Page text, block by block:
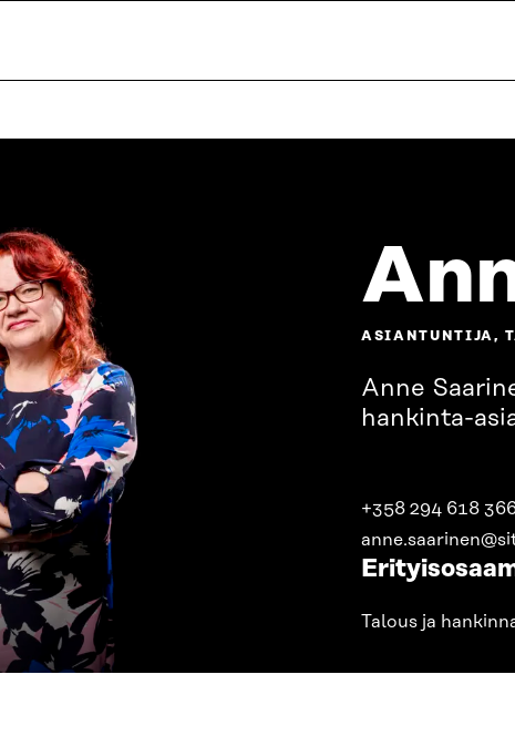
ASIANTUNTIJA,
Anne
hankinta-
+358 294 618
Talous ja